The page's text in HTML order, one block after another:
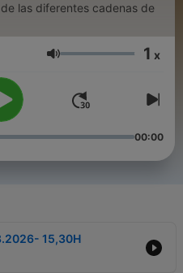
las diferentes cadenas de
Volume 1 x
00:00
15,30H